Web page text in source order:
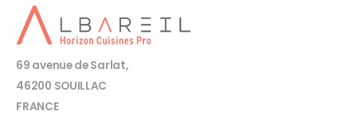
69 avenue de Sarlat,
46200 SOUILLAC
FRANCE